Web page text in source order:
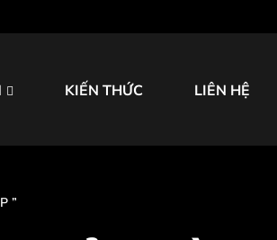
KIẾN THỨC LIÊN HỆ